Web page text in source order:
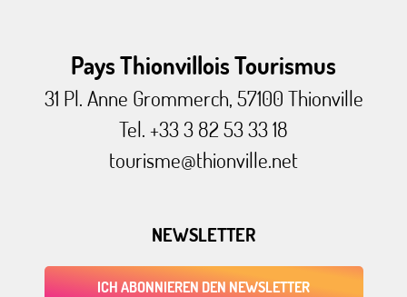
Pays Thionvillois Tourismus
31 Pl. Anne Grommerch, 57100 Thionville
Tel. +33 3 82 53 33 18
tourisme@thionville.net
NEWSLETTER
ICH ABONNIEREN DEN NEWSLETTER